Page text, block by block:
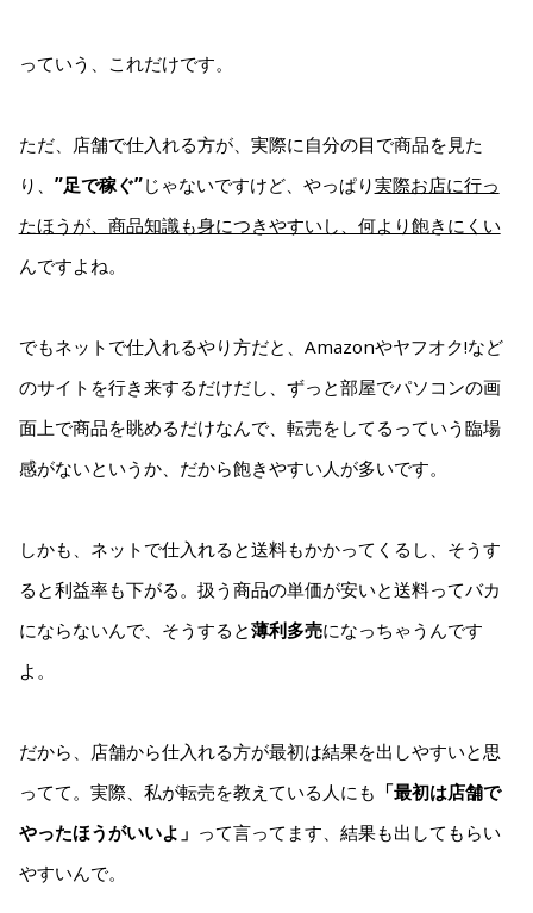
っていう、これだけです。
ただ、店舗で仕入れる方が、実際に自分の目で商品を見た
り、 ”足で稼ぐ”じゃないですけど、やっぱり実際お店に行っ
たほうが、商品知識も身につきやすいし、何より飽きにくい
んですよね。
でもネットで仕入れるやり方だと、Amazonやヤフオク!など
のサイトを行き来するだけだし、ずっと部屋でパソコンの画
面上で商品を眺めるだけなんで、転売をしてるっていう臨場
感がないというか、だから飽きやすい人が多いです。
しかも、ネットで仕入れると送料もかかってくるし、そうす
ると利益率も下がる。扱う商品の単価が安いと送料ってバカ
にならないんで、そうすると薄利多売になっちゃうんです
よ。
だから、店舗から仕入れる方が最初は結果を出しやすいと思
ってて。実際、私が転売を教えている人にも 「最初は店舗で
やったほうがいいよ」 って言ってます、結果も出してもらい
やすいんで。